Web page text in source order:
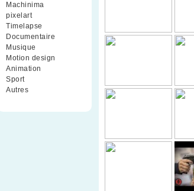
Machinima
pixelart(10)
Timelapse
Documentaire
Musique
Motion design
Animation
Sport(2)
Autres